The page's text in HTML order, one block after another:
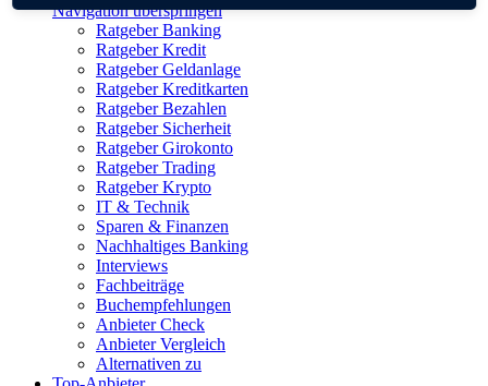
Navigation überspringen
Ratgeber Banking
Ratgeber Kredit
Ratgeber Geldanlage
Ratgeber Kreditkarten
Ratgeber Bezahlen
Ratgeber Sicherheit
Ratgeber Girokonto
Ratgeber Trading
Ratgeber Krypto
IT & Technik
Sparen & Finanzen
Nachhaltiges Banking
Interviews
Fachbeiträge
Buchempfehlungen
Anbieter Check
Anbieter Vergleich
Alternativen zu